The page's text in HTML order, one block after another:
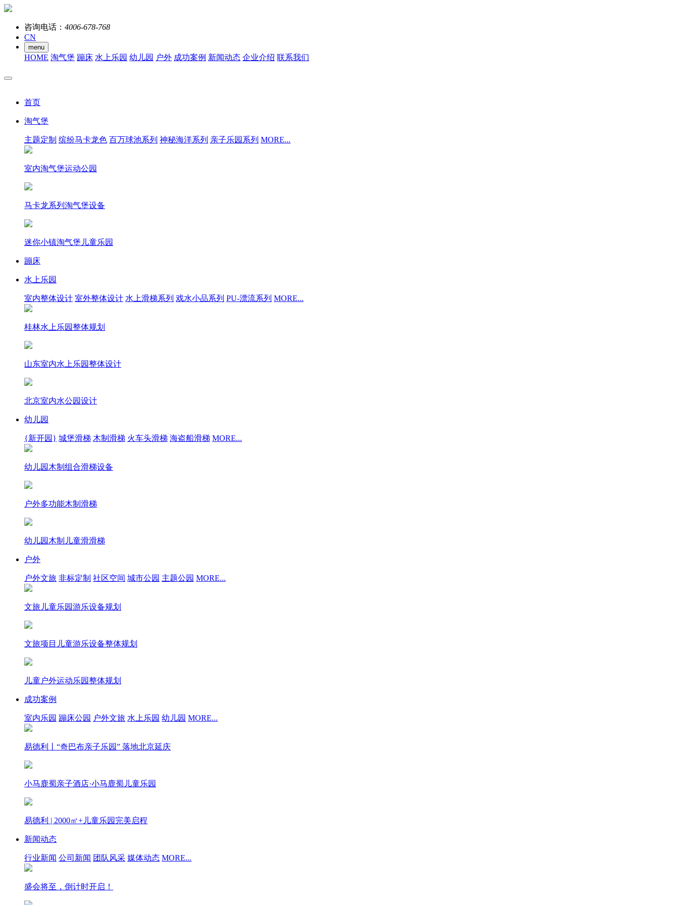
咨询电话： 4006-678-768
CN
menu
HOME 淘气堡 蹦床 水上乐园 幼儿园 户外 成功案例 新闻动态 企业介绍 联系我们
首页
淘气堡
主题定制 缤纷马卡龙色 百万球池系列 神秘海洋系列 亲子乐园系列 MORE...
室内淘气堡运动公园
马卡龙系列淘气堡设备
迷你小镇淘气堡儿童乐园
蹦床
水上乐园
室内整体设计 室外整体设计 水上滑梯系列 戏水小品系列 PU-漂流系列 MORE...
桂林水上乐园整体规划
山东室内水上乐园整体设计
北京室内水公园设计
幼儿园
{新开园} 城堡滑梯 木制滑梯 火车头滑梯 海盗船滑梯 MORE...
幼儿园木制组合滑梯设备
户外多功能木制滑梯
幼儿园木制儿童滑滑梯
户外
户外文旅 非标定制 社区空间 城市公园 主题公园 MORE...
文旅儿童乐园游乐设备规划
文旅项目儿童游乐设备整体规划
儿童户外运动乐园整体规划
成功案例
室内乐园 蹦床公园 户外文旅 水上乐园 幼儿园 MORE...
易德利丨“奇巴布亲子乐园” 落地北京延庆
小马鹿蜀亲子酒店·小马鹿蜀儿童乐园
易德利 | 2000㎡+儿童乐园完美启程
新闻动态
行业新闻 公司新闻 团队风采 媒体动态 MORE...
盛会将至，倒计时开启！